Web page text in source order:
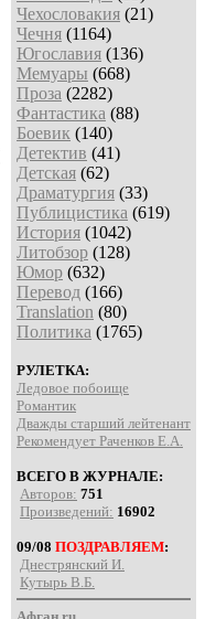
Чехословакия (21)
Чечня (1164)
Югославия (136)
Мемуары (668)
Проза (2282)
Фантастика (88)
Боевик (140)
Детектив (41)
Детская (62)
Драматургия (33)
Публицистика (619)
История (1042)
Литобзор (128)
Юмор (632)
Перевод (166)
Translation (80)
Политика (1765)
РУЛЕТКА:
Ледовое побоище
Романтик
Дважды старший лейтенант
Рекомендует Раченков Е.А.
ВСЕГО В ЖУРНАЛЕ:
Авторов: 751
Произведений: 16902
09/08 ПОЗДРАВЛЯЕМ:
Днестрянский И.
Кутырь В.Б.